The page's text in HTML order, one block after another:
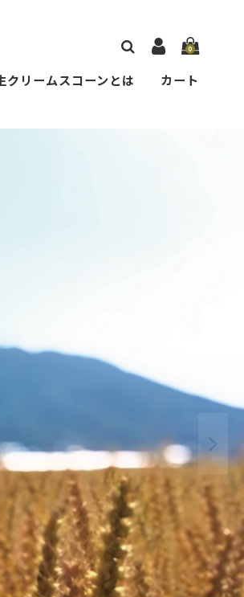
0
クリームスコーンとは カート